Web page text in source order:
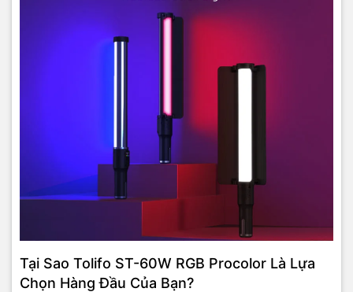
Tại Sao Tolifo ST-60W RGB Procolor Là Lựa
Chọn Hàng Đầu Của Bạn?